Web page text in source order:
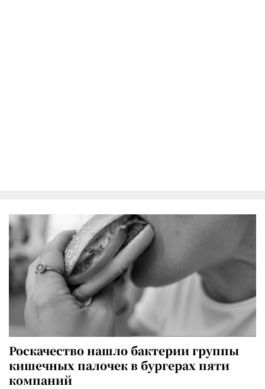
Роскачество нашло бактерии группы
кишечных палочек в бургерах пяти
компаний